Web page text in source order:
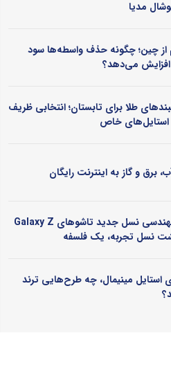
مدیا
از چین؛ چگونه حذف واسطه‌ها سود
افزایش می‌دهد؟
طلا برای تابستان؛ انتخابی ظریف
استایل‌های خاص
برق و گاز به اینترنت رایگان
پشت صحنه مهندسی نسل جدید تاشوهای Galaxy Z
نسل تجربه، یک فلسفه
استایل مینیمال، چه طرح‌هایی ترند